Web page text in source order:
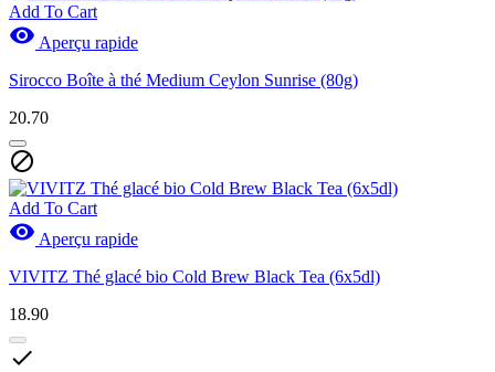
Add To Cart
 Aperçu rapide
Sirocco Boîte à thé Medium Ceylon Sunrise (80g)
20.70

Add To Cart
 Aperçu rapide
VIVITZ Thé glacé bio Cold Brew Black Tea (6x5dl)
18.90
